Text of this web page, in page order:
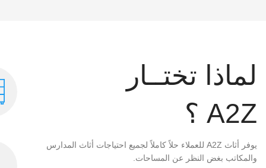
لماذا تختــار
A2Z ؟
يوفر أثاث A2Z للعملاء حلاً كاملاً لجميع احتياجات أثاث المدارس
والمكاتب بغض النظر عن المساحات.